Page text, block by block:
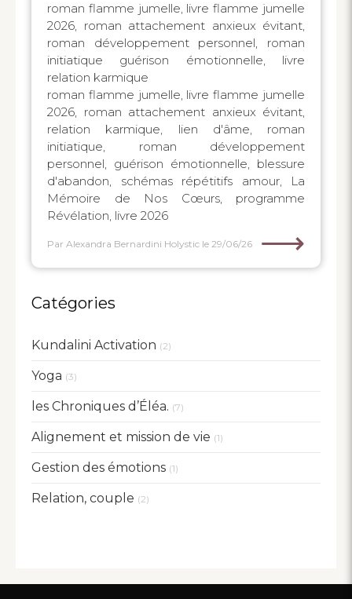
roman flamme jumelle, livre flamme jumelle
2026, roman attachement anxieux évitant,
roman développement personnel, roman
initiatique guérison émotionnelle, livre
relation karmique
roman flamme jumelle, livre flamme jumelle
2026, roman attachement anxieux évitant,
relation karmique, lien d'âme, roman
initiatique, roman développement
personnel, guérison émotionnelle, blessure
d'abandon, schémas répétitifs amour, La
Mémoire de Nos Cœurs, programme
Révélation, livre 2026
Par Alexandra Bernardini Holystic le 29/06/26 ⟶
Catégories
Kundalini Activation (2)
Yoga (3)
les Chroniques d’Éléa. (7)
Alignement et mission de vie (1)
Gestion des émotions (1)
Relation, couple (2)